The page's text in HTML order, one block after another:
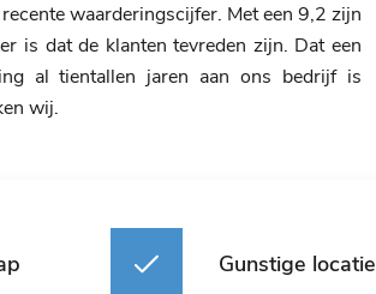
waarderingscijfer. Met een 9,2 zijn
is dat de klanten tevreden zijn. Dat een
al tientallen jaren aan ons bedrijf is
wij.
Gunstige locatie